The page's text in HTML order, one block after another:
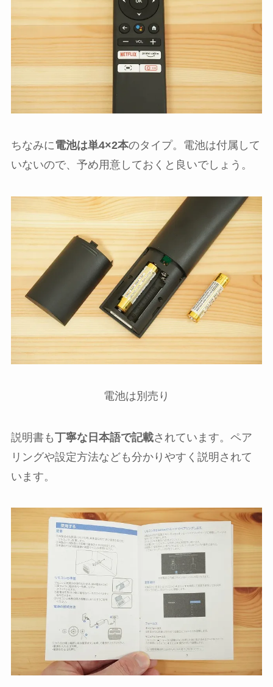
ちなみに電池は単4×2本のタイプ。電池は付属して
いないので、予め用意しておくと良いでしょう。
電池は別売り
説明書も丁寧な日本語で記載されています。ペア
リングや設定方法なども分かりやすく説明されて
います。